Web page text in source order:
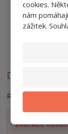
cookies.
nám
zážitek.
Detailní popis
Rozměr: 200 x 4,7
Zobrazit